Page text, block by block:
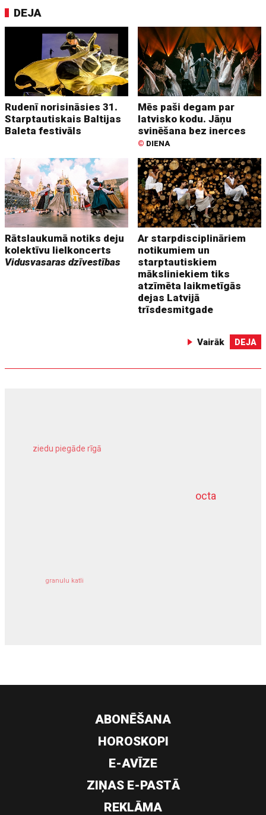
DEJA
Rudenī norisināsies 31.
Starptautiskais Baltijas
Baleta festivāls
Mēs paši degam par
latvisko kodu. Jāņu
svinēšana bez inerces
© DIENA
Rātslaukumā notiks deju
kolektīvu lielkoncerts
Vidusvasaras dzīvestības
Ar starpdisciplināriem
notikumiem un
starptautiskiem
māksliniekiem tiks
atzīmēta laikmetīgās
dejas Latvijā
trīsdesmitgade
Vairāk DEJA
octa
ziedu piegāde rīgā
granulu katli
dziļurbums
ABONĒŠANA
HOROSKOPI
E-AVĪZE
ZIŅAS E-PASTĀ
REKLĀMA